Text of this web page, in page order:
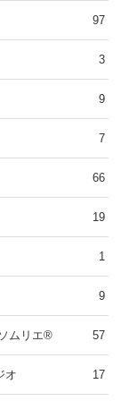
97
3
9
7
66
19
1
9
ムリエ®︎ 57
オ 17